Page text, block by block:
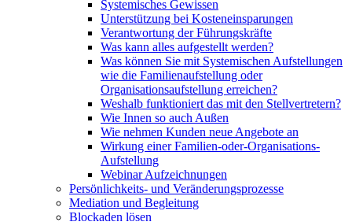
Systemisches Gewissen
Unterstützung bei Kosteneinsparungen
Verantwortung der Führungskräfte
Was kann alles aufgestellt werden?
Was können Sie mit Systemischen Aufstellungen
wie die Familienaufstellung oder
Organisationsaufstellung erreichen?
Weshalb funktioniert das mit den Stellvertretern?
Wie Innen so auch Außen
Wie nehmen Kunden neue Angebote an
Wirkung einer Familien-oder-Organisations-
Aufstellung
Webinar Aufzeichnungen
Persönlichkeits- und Veränderungsprozesse
Mediation und Begleitung
Blockaden lösen